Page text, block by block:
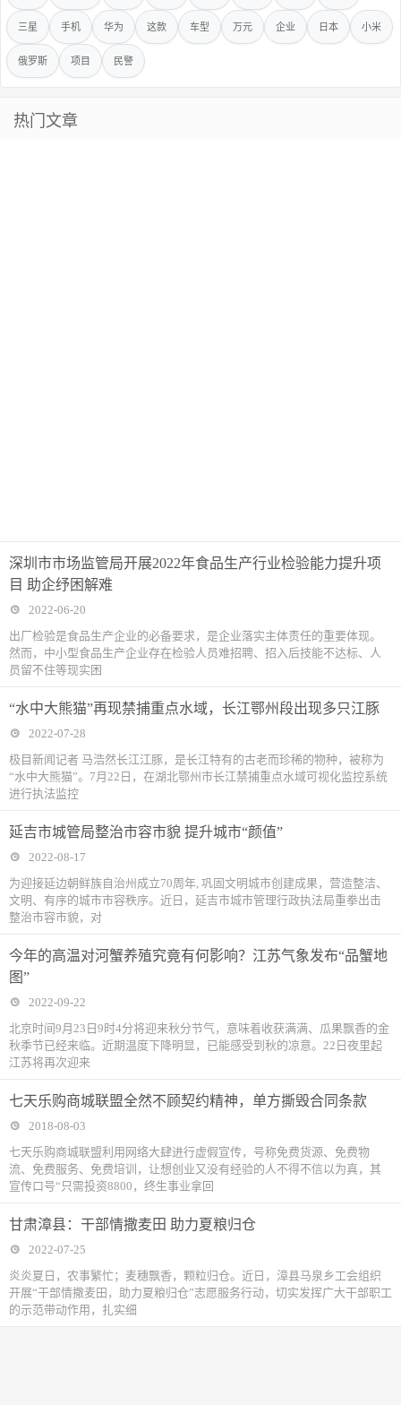
三星 手机 华为 这款 车型 万元 企业 日本 小米
俄罗斯 项目 民警
热门文章
深圳市市场监管局开展2022年食品生产行业检验能力提升项
目 助企纾困解难
2022-06-20
出厂检验是食品生产企业的必备要求，是企业落实主体责任的重要体现。
然而，中小型食品生产企业存在检验人员难招聘、招入后技能不达标、人
员留不住等现实困
“水中大熊猫”再现禁捕重点水域，长江鄂州段出现多只江豚
2022-07-28
极目新闻记者 马浩然长江江豚，是长江特有的古老而珍稀的物种，被称为
“水中大熊猫”。7月22日，在湖北鄂州市长江禁捕重点水域可视化监控系统
进行执法监控
延吉市城管局整治市容市貌 提升城市“颜值”
2022-08-17
为迎接延边朝鲜族自治州成立70周年, 巩固文明城市创建成果，营造整洁、
文明、有序的城市市容秩序。近日，延吉市城市管理行政执法局重拳出击
整治市容市貌，对
今年的高温对河蟹养殖究竟有何影响？江苏气象发布“品蟹地
图”
2022-09-22
北京时间9月23日9时4分将迎来秋分节气，意味着收获满满、瓜果飘香的金
秋季节已经来临。近期温度下降明显，已能感受到秋的凉意。22日夜里起
江苏将再次迎来
七天乐购商城联盟全然不顾契约精神，单方撕毁合同条款
2018-08-03
七天乐购商城联盟利用网络大肆进行虚假宣传，号称免费货源、免费物
流、免费服务、免费培训，让想创业又没有经验的人不得不信以为真，其
宣传口号“只需投资8800，终生事业拿回
甘肃漳县：干部情撒麦田 助力夏粮归仓
2022-07-25
炎炎夏日，农事繁忙；麦穗飘香，颗粒归仓。近日，漳县马泉乡工会组织
开展“干部情撒麦田，助力夏粮归仓”志愿服务行动，切实发挥广大干部职工
的示范带动作用，扎实细